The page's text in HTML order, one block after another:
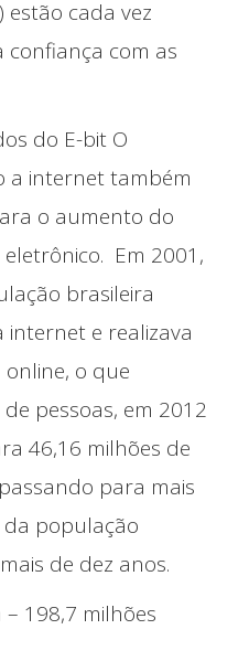
Fazemos
cada vez
confiança com as
do E-bit O
a internet também
o aumento do
Em 2001,
brasileira
internet e realizava
o que
pessoas, em 2012
46,16 milhões de
para mais
população
de dez anos.
198,7 milhões